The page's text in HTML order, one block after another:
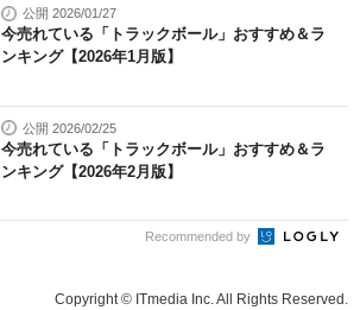
公開 2026/01/27
今売れている「トラックボール」おすすめ＆ラ
ンキング【2026年1月版】
公開 2026/02/25
今売れている「トラックボール」おすすめ＆ラ
ンキング【2026年2月版】
Recommended by
Copyright © ITmedia Inc. All Rights Reserved.